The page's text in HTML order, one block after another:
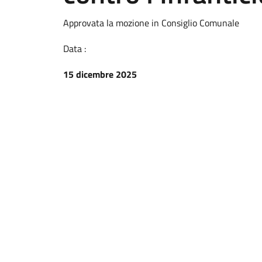
Approvata la mozione in Consiglio Comunale
Data :
15 dicembre 2025